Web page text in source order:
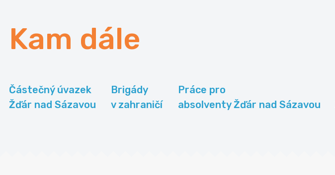
Kam dále
Částečný úvazek
Žďár nad Sázavou
Brigády
v zahraničí
Práce pro
absolventy Žďár nad Sázavou